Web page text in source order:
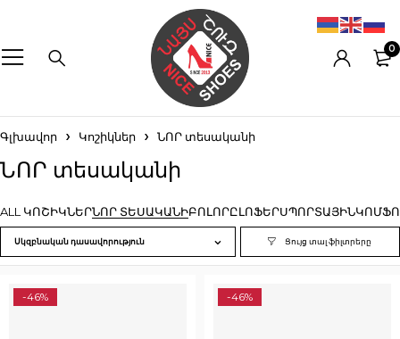
0
Գլխավոր Կոշիկներ ՆՈՐ տեսականի
ՆՈՐ տեսականի
ALL ԿՈՇԻԿՆԵՐՆՈՐ ՏԵՍԱԿԱՆԻԲՈԼՈՐԸԼՈՖԵՐՍՊՈՐՏԱՅԻՆ
Սկզբնական դասավորություն
-46% -46%